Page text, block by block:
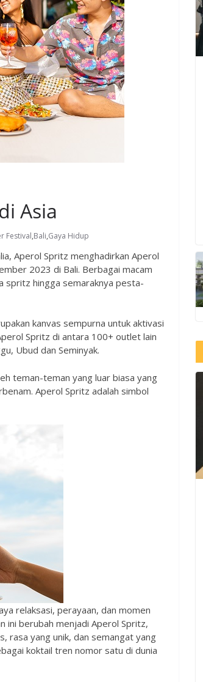
Asia
Festival,Bali,Gaya Hidup
Aperol Spritz menghadirkan Aperol
2023 di Bali. Berbagai macam
spritz hingga semaraknya pesta-
kanvas sempurna untuk aktivasi
Spritz di antara 100+ outlet lain
Ubud dan Seminyak.
teman-teman yang luar biasa yang
Aperol Spritz adalah simbol
relaksasi, perayaan, dan momen
ini berubah menjadi Aperol Spritz,
rasa yang unik, dan semangat yang
koktail tren nomor satu di dunia